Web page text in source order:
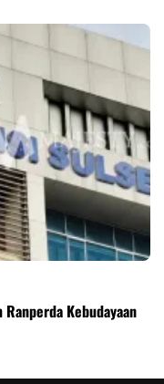
Kebudayaan